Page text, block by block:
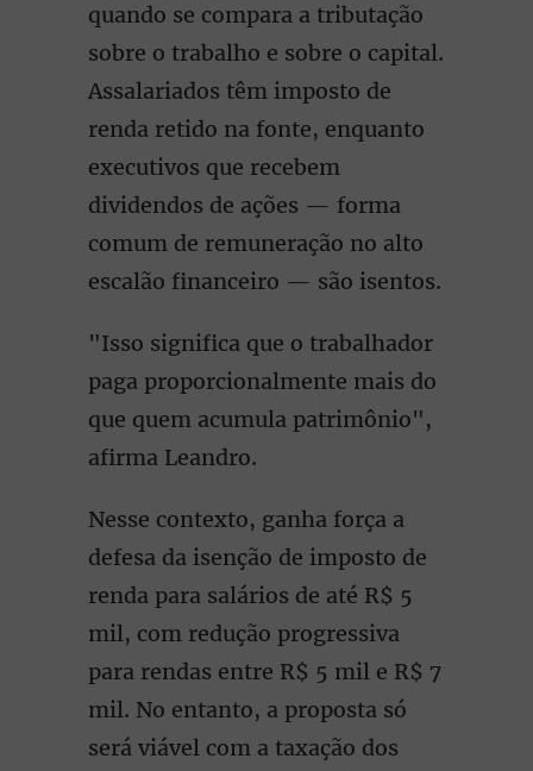
quando se compara a tributação
sobre o trabalho e sobre o capital.
Assalariados têm imposto de
renda retido na fonte, enquanto
executivos que recebem
dividendos de ações — forma
comum de remuneração no alto
escalão financeiro — são isentos.
"Isso significa que o trabalhador
paga proporcionalmente mais do
que quem acumula patrimônio",
afirma Leandro.
Nesse contexto, ganha força a
defesa da isenção de imposto de
renda para salários de até R$ 5
mil, com redução progressiva
para rendas entre R$ 5 mil e R$ 7
mil. No entanto, a proposta só
será viável com a taxação dos